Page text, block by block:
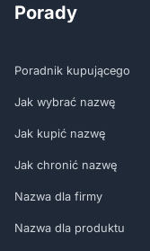
Porady
Poradnik kupującego
Jak wybrać nazwę
Jak kupić nazwę
Jak chronić nazwę
Nazwa dla firmy
Nazwa dla produktu